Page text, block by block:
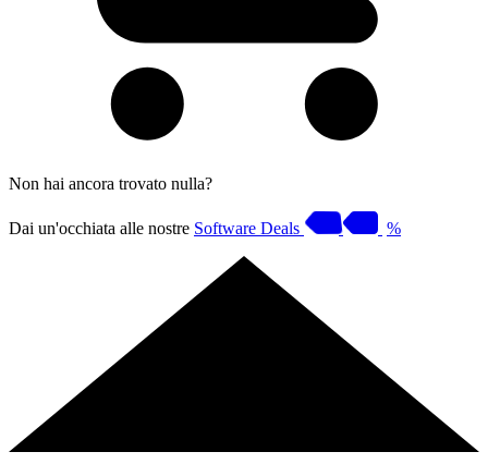
Non hai ancora trovato nulla?
Dai un'occhiata alle nostre Software Deals %